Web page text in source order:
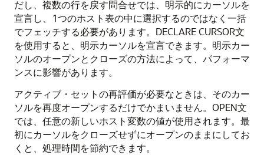
だし、複数の行を戻す問合せでは、明示的にカーソルを
宣言し、1つのホスト表の中に選択するのではなく一括
でフェッチする必要があります。DECLARE CURSOR文
を使用すると、明示カーソルを宣言できます。明示カー
ソルのオープンとクローズの方法によって、パフォーマ
ンスに影響があります。
アクティブ・セットの再評価が必要なときは、そのカー
ソルを再度オープンするだけでかまいません。OPEN文
では、任意の新しいホスト変数の値が使用されます。最
初にカーソルをクローズせずにオープンのままにしてお
くと、処理時間を節約できます。